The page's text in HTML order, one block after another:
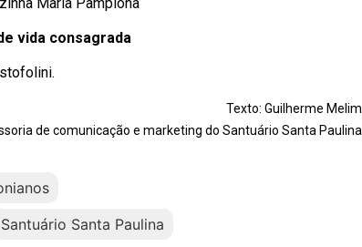
vida consagrada
Texto: Guilherme Melim
de comunicação e marketing do Santuário Santa Paulina
Santuário Santa Paulina